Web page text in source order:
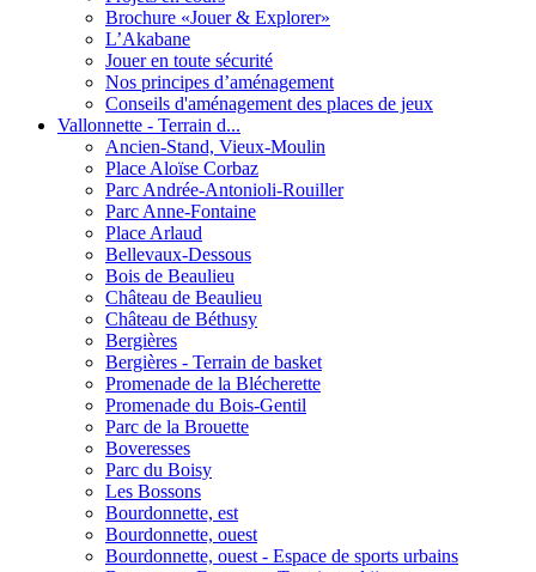
Brochure «Jouer & Explorer»
L’Akabane
Jouer en toute sécurité
Nos principes d’aménagement
Conseils d'aménagement des places de jeux
Vallonnette - Terrain d...
Ancien-Stand, Vieux-Moulin
Place Aloïse Corbaz
Parc Andrée-Antonioli-Rouiller
Parc Anne-Fontaine
Place Arlaud
Bellevaux-Dessous
Bois de Beaulieu
Château de Beaulieu
Château de Béthusy
Bergières
Bergières - Terrain de basket
Promenade de la Blécherette
Promenade du Bois-Gentil
Parc de la Brouette
Boveresses
Parc du Boisy
Les Bossons
Bourdonnette, est
Bourdonnette, ouest
Bourdonnette, ouest - Espace de sports urbains